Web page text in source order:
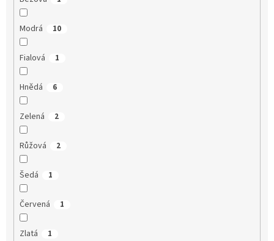
Modrá 10
Fialová 1
Hnědá 6
Zelená 2
Růžová 2
Šedá 1
Červená 1
Zlatá 1